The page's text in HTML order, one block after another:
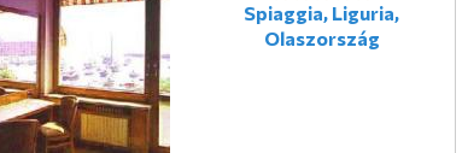
Spiaggia, Liguria,
Olaszország